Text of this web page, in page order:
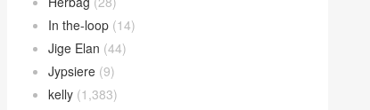
In the-loop (14)
Jige Elan (44)
Jypsiere (9)
kelly (1,383)